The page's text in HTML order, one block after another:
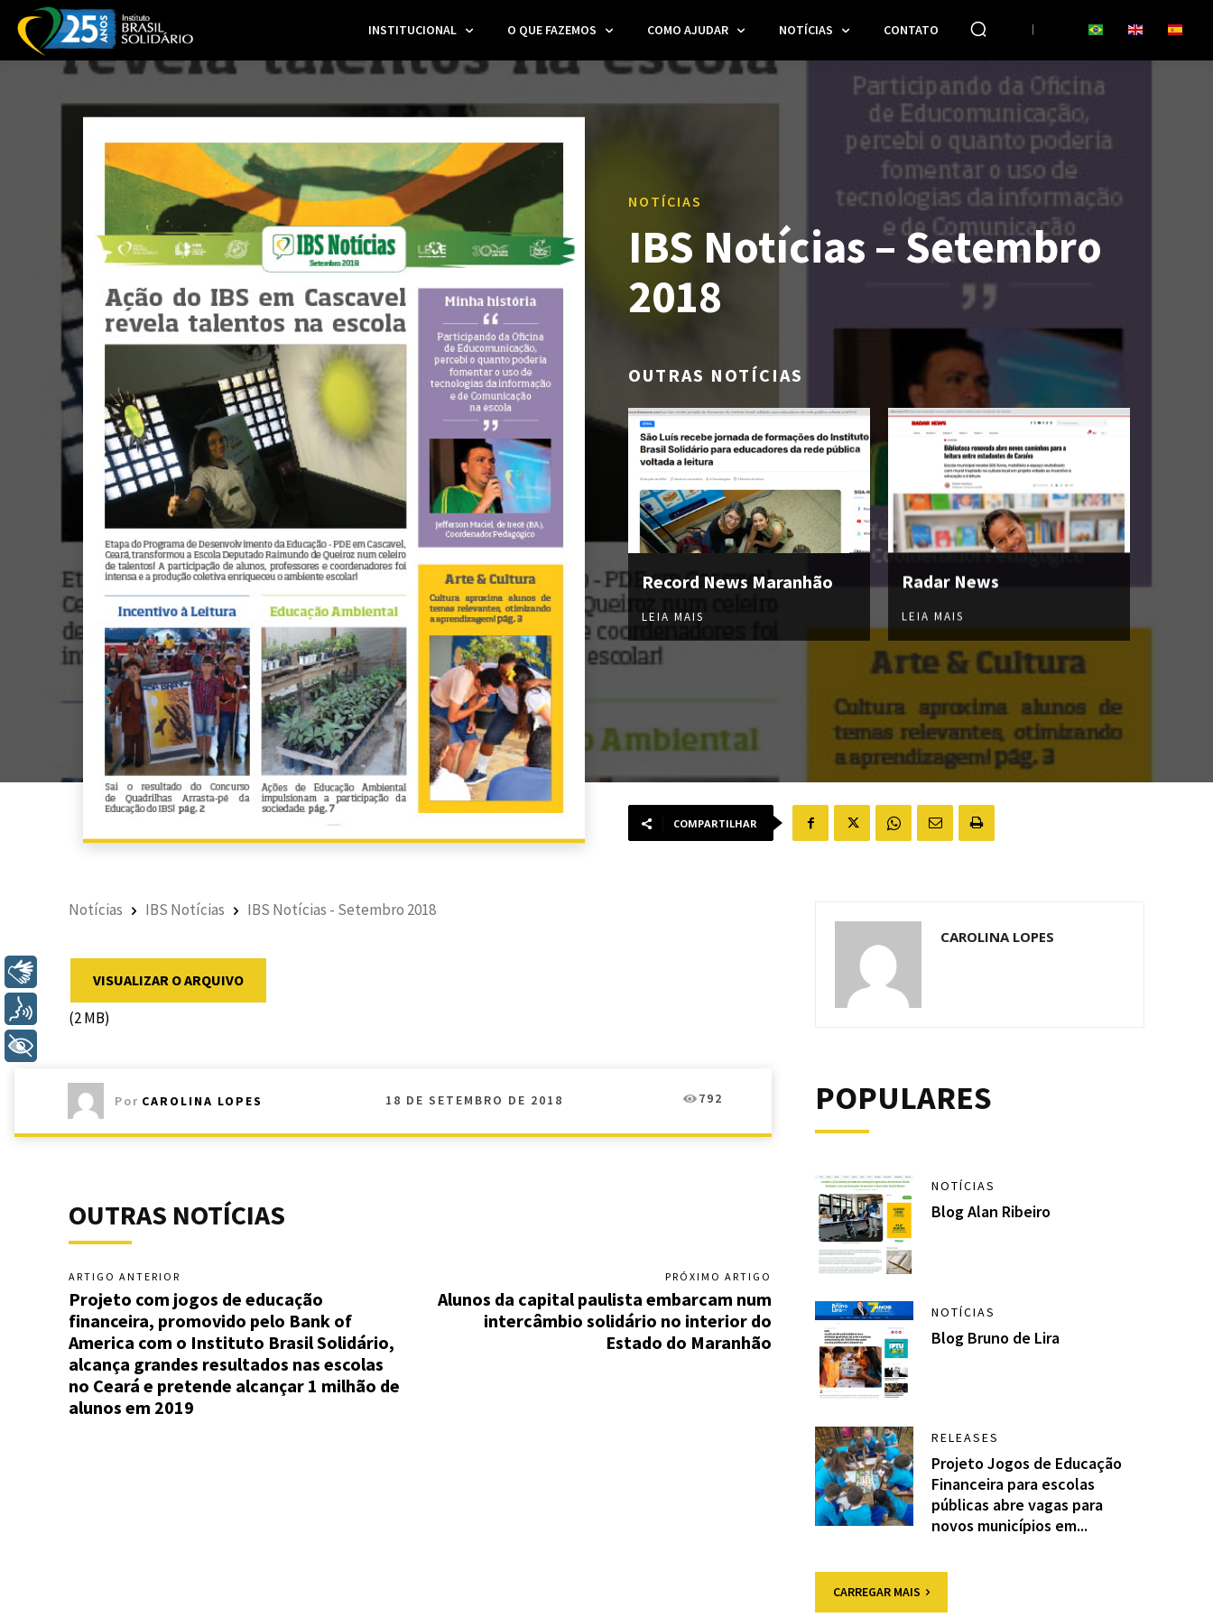
INSTITUCIONAL O QUE FAZEMOS COMO AJUDAR NOTÍCIAS CONTATO
NOTÍCIAS
IBS Notícias – Setembro
2018
OUTRAS NOTÍCIAS
Record News Maranhão
LEIA MAIS
Radar News
LEIA MAIS
COMPARTILHAR
Notícias IBS Notícias IBS Notícias - Setembro 2018
VISUALIZAR O ARQUIVO
(2 MB)
Por CAROLINA LOPES 18 DE SETEMBRO DE 2018 792
OUTRAS NOTÍCIAS
ARTIGO ANTERIOR
Projeto com jogos de educação
financeira, promovido pelo Bank of
America com o Instituto Brasil Solidário,
alcança grandes resultados nas escolas
no Ceará e pretende alcançar 1 milhão de
alunos em 2019
PRÓXIMO ARTIGO
Alunos da capital paulista embarcam num
intercâmbio solidário no interior do
Estado do Maranhão
CAROLINA LOPES
POPULARES
NOTÍCIAS
Blog Alan Ribeiro
NOTÍCIAS
Blog Bruno de Lira
RELEASES
Projeto Jogos de Educação
Financeira para escolas
públicas abre vagas para
novos municípios em...
CARREGAR MAIS
Voz